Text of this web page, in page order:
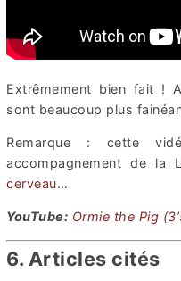
Extrêmement bien fait !
sont beaucoup plus
Remarque : cette
accompagnement de la
cerveau…
YouTube: Ormie the Pig
6. Articles cités